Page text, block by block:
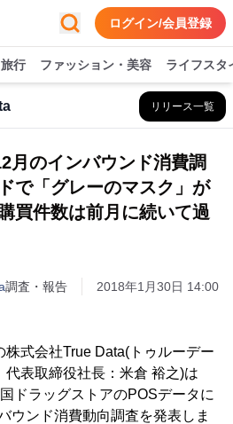
ログイン/会員登録
旅行 ファッション・美容 ライフスタ
リリース一覧
月のインバウンド消費調
「グレーのマスク」が
件数は前月に続いて過
調査・報告 2018年1月30日 14:00
式会社True Data(トゥルーデー
代表取締役社長：米倉 裕之)は
ドラッグストアのPOSデータに
ウンド消費動向調査を発表しま